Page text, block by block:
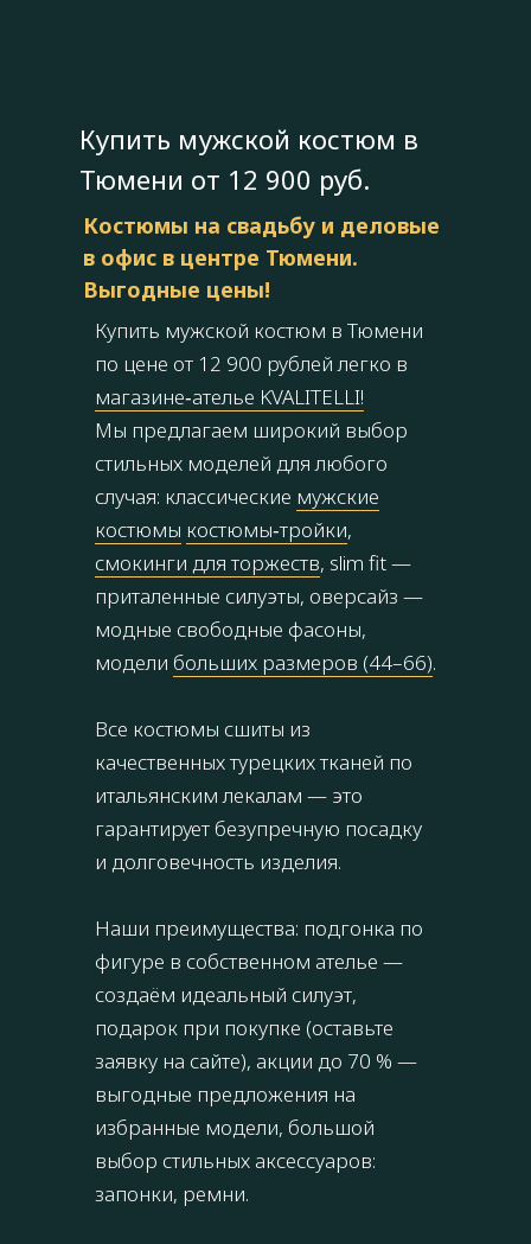
Купить мужской костюм в
Тюмени от 12 900 руб.
Купить мужской костюм в Тюмени
по цене от 12 900 рублей легко в
магазине‑ателье KVALITELLI!
Мы предлагаем широкий выбор
стильных моделей для любого
случая: классические мужские
костюмы костюмы‑тройки,
смокинги для торжеств, slim fit —
приталенные силуэты, оверсайз —
модные свободные фасоны,
модели больших размеров (44–66).
Все костюмы сшиты из
качественных турецких тканей по
итальянским лекалам — это
гарантирует безупречную посадку
и долговечность изделия.
Наши преимущества: подгонка по
фигуре в собственном ателье —
создаём идеальный силуэт,
подарок при покупке (оставьте
заявку на сайте), акции до 70 % —
выгодные предложения на
избранные модели, большой
выбор стильных аксессуаров:
запонки, ремни.
Костюмы на свадьбу и деловые
в офис в центре Тюмени.
Выгодные цены!